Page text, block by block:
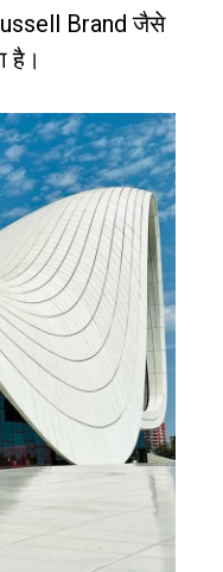
Brandजैसे
है।